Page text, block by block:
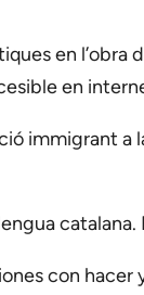
en l’obra
en
immigrant
catalana.
con